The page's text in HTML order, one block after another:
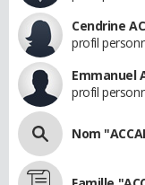
Cendrine
profil
Emmanuel
profil
Nom